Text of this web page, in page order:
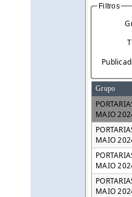
Filtros
Grupo
MAIO
MAIO
MAIO
MAIO